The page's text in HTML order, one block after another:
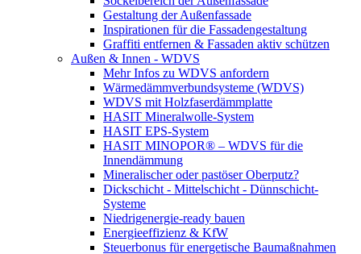
Gestaltung der Außenfassade
Inspirationen für die Fassadengestaltung
Graffiti entfernen & Fassaden aktiv schützen
Außen & Innen - WDVS
Mehr Infos zu WDVS anfordern
Wärmedämmverbundsysteme (WDVS)
WDVS mit Holzfaserdämmplatte
HASIT Mineralwolle-System
HASIT EPS-System
HASIT MINOPOR® – WDVS für die
Innendämmung
Mineralischer oder pastöser Oberputz?
Dickschicht - Mittelschicht - Dünnschicht-
Systeme
Niedrigenergie-ready bauen
Energieeffizienz & KfW
Steuerbonus für energetische Baumaßnahmen